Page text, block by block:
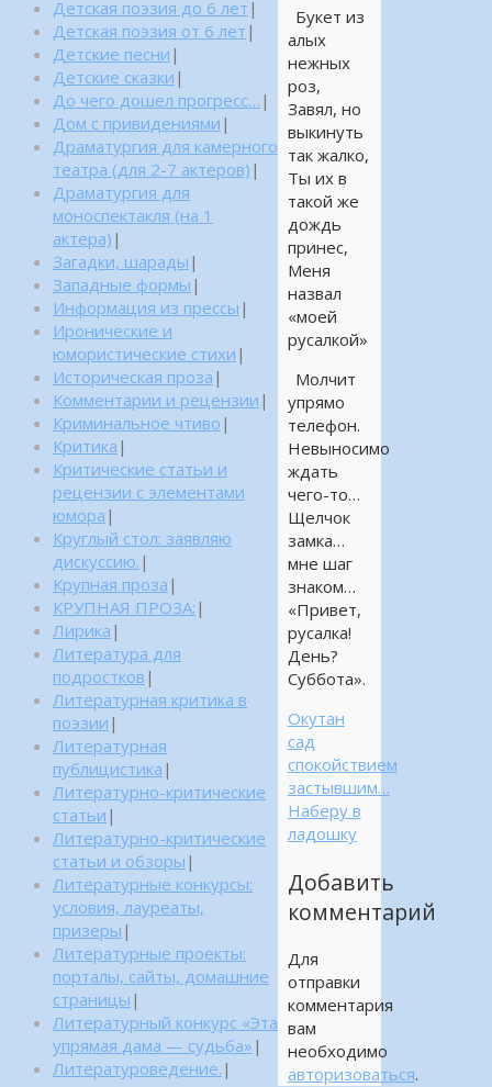
Букет из
алых
нежных
роз,
Завял, но
выкинуть
так жалко,
Ты их в
такой же
дождь
принес,
Меня
назвал
«моей
русалкой»
Молчит
упрямо
телефон.
Невыносимо
ждать
чего-то…
Щелчок
замка…
мне шаг
знаком…
«Привет,
русалка!
День?
Суббота».
Окутан
сад
спокойствием
застывшим…
Наберу в
ладошку
Добавить
комментарий
Для
отправки
комментария
вам
необходимо
авторизоваться.
Детская поэзия до 6 лет |
Детская поэзия от 6 лет |
Детские песни |
Детские сказки |
До чего дошел прогресс… |
Дом с привидениями |
Драматургия для камерного
театра (для 2-7 актеров) |
Драматургия для
моноспектакля (на 1
актера) |
Загадки, шарады |
Западные формы |
Информация из прессы |
Иронические и
юмористические стихи |
Историческая проза |
Комментарии и рецензии |
Криминальное чтиво |
Критика |
Критические статьи и
рецензии с элементами
юмора |
Круглый стол: заявляю
дискуссию. |
Крупная проза |
КРУПНАЯ ПРОЗА: |
Лирика |
Литература для
подростков |
Литературная критика в
поэзии |
Литературная
публицистика |
Литературно-критические
статьи |
Литературно-критические
статьи и обзоры |
Литературные конкурсы:
условия, лауреаты,
призеры |
Литературные проекты:
порталы, сайты, домашние
страницы |
Литературный конкурс «Эта
упрямая дама — судьба» |
Литературоведение. |